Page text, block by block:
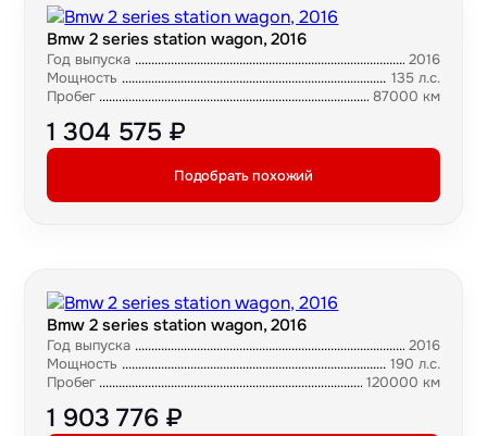
Bmw 2 series station wagon, 2016
Год выпуска
2016
Мощность
135 л.с.
Пробег
87000 км
1 304 575 ₽
Подобрать похожий
Bmw 2 series station wagon, 2016
Год выпуска
2016
Мощность
190 л.с.
Пробег
120000 км
1 903 776 ₽